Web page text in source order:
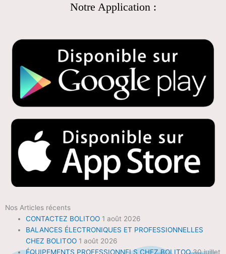
Notre Application :
Nos Articles récents
CONTACTEZ BOLITOO 1 août 2026
BALANCES ÉLECTRONIQUES ET PROFESSIONNELLES
CHEZ BOLITOO 1 août 2026
ÉQUIPEMENTS PROFESSIONNELS CHEZ BOLITOO 30 juillet